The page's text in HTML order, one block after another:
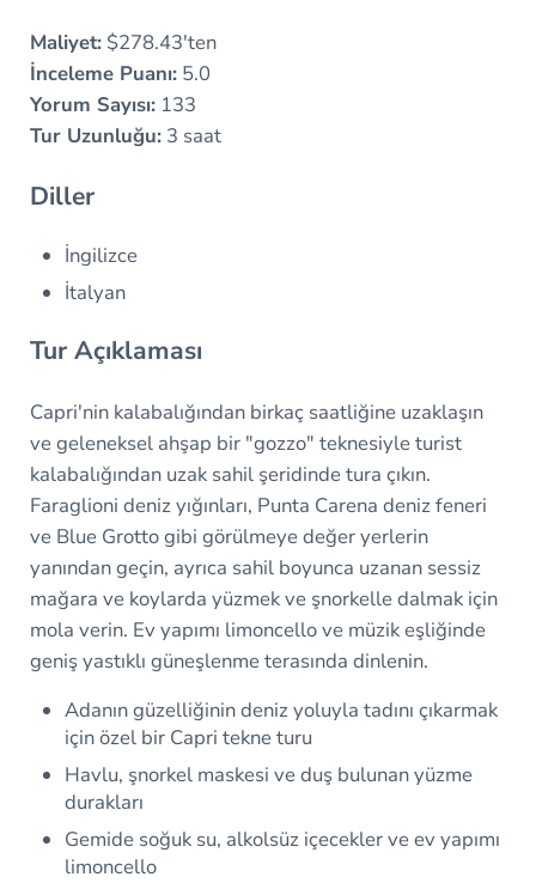
Maliyet:$278.43'ten
İnceleme Puanı:5.0
Yorum Sayısı:133
Tur Uzunluğu:3 saat
Diller
İngilizce
İtalyan
Tur Açıklaması
Capri'nin kalabalığından birkaç saatliğine uzaklaşın
ve geleneksel ahşap bir "gozzo" teknesiyle turist
kalabalığından uzak sahil şeridinde tura çıkın.
Faraglioni deniz yığınları, Punta Carena deniz feneri
ve Blue Grotto gibi görülmeye değer yerlerin
yanından geçin, ayrıca sahil boyunca uzanan sessiz
mağara ve koylarda yüzmek ve şnorkelle dalmak için
mola verin. Ev yapımı limoncello ve müzik eşliğinde
geniş yastıklı güneşlenme terasında dinlenin.
Adanın güzelliğinin deniz yoluyla tadını çıkarmak
için özel bir Capri tekne turu
Havlu, şnorkel maskesi ve duş bulunan yüzme
durakları
Gemide soğuk su, alkolsüz içecekler ve ev yapımı
limoncello